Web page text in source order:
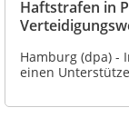
Haftstrafen in
Hamburg (dpa) -
einen